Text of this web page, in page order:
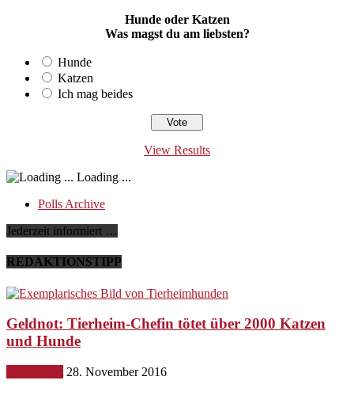
Hunde oder Katzen
Was magst du am liebsten?
Hunde
Katzen
Ich mag beides
View Results
Loading ...
Polls Archive
Jederzeit informiert …
REDAKTIONSTIPP
Geldnot: Tierheim-Chefin tötet über 2000 Katzen
und Hunde
28. November 2016